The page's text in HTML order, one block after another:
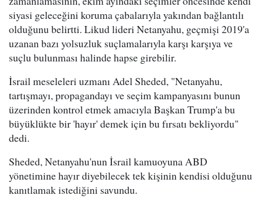
siyasi geleceğini koruma çabalarıyla yakından bağlantılı
olduğunu belirtti. Likud lideri Netanyahu, geçmişi 2019'a
uzanan bazı yolsuzluk suçlamalarıyla karşı karşıya ve
suçlu bulunması halinde hapse girebilir.
İsrail meseleleri uzmanı Adel Sheded, "Netanyahu,
tartışmayı, propagandayı ve seçim kampanyasını bunun
üzerinden kontrol etmek amacıyla Başkan Trump'a bu
büyüklükte bir 'hayır' demek için bu fırsatı bekliyordu"
dedi.
Sheded, Netanyahu'nun İsrail kamuoyuna ABD
yönetimine hayır diyebilecek tek kişinin kendisi olduğunu
kanıtlamak istediğini savundu.